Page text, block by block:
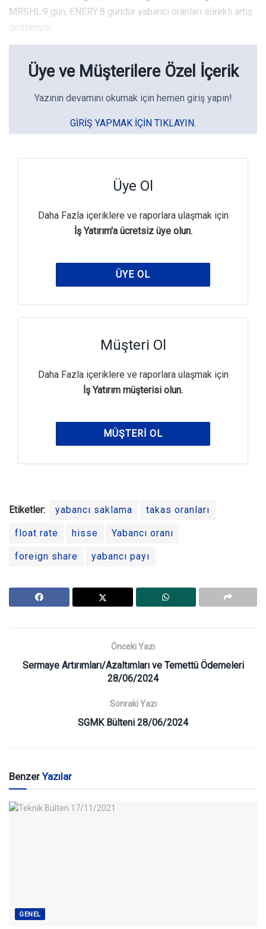
MRSHL:9 gün, ENERY:8 gündür yabancı oranları sürekli artış
gösteriyor.
Üye ve Müşterilere Özel İçerik
Yazının devamını okumak için hemen giriş yapın!
GIRIŞ YAPMAK IÇIN TIKLAYIN.
Üye Ol
Daha Fazla içeriklere ve raporlara ulaşmak için
İş Yatırım'a ücretsiz üye olun.
ÜYE OL
Müşteri Ol
Daha Fazla içeriklere ve raporlara ulaşmak için
İş Yatırım müşterisi olun.
MÜŞTERI OL
Etiketler: yabancı saklama takas oranları
float rate hisse Yabancı oranı
foreign share yabancı payı
Önceki Yazı
Sermaye Artırımları/Azaltımları ve Temettü Ödemeleri
28/06/2024
Sonraki Yazı
SGMK Bülteni 28/06/2024
BenzerYazılar
GENEL